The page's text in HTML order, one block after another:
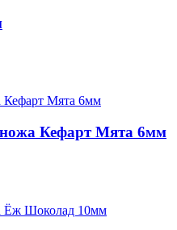
ножа Кефарт Мята 6мм